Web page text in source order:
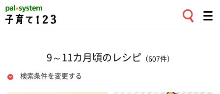
9～11カ月頃のレシピ （607件）
検索条件を変更する